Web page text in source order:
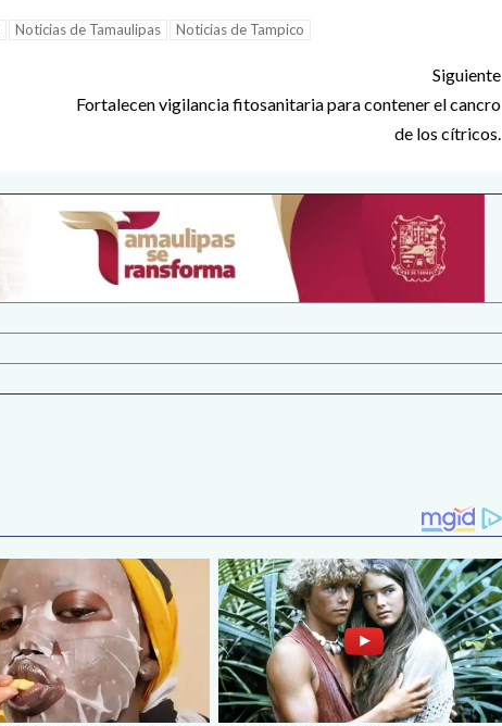
Noticias de Tamaulipas Noticias de Tampico
Siguiente
Fortalecen vigilancia fitosanitaria para contener el cancro
de los cítricos.